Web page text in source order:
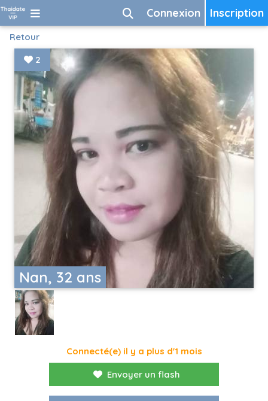
Inscription
Connexion
Retour
Nan, 32 ans
2
Connecté(e) il y a plus d'1 mois
Envoyer un flash